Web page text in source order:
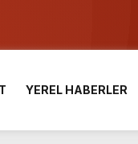
YEREL HABERLER